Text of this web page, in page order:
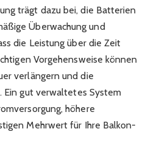
trägt dazu bei, die Batterien
Überwachung und
die Leistung über die Zeit
Vorgehensweise können
verlängern und die
Ein gut verwaltetes System
höhere
Mehrwert für Ihre Balkon-